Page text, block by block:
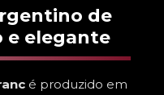
de
e elegante
é produzido em